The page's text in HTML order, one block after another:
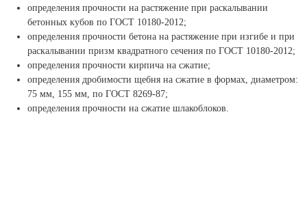
определения прочности на растяжение при раскалывании
бетонных кубов по ГОСТ 10180-2012;
определения прочности бетона на растяжение при изгибе и при
раскалывании призм квадратного сечения по ГОСТ 10180-2012;
определения прочности кирпича на сжатие;
определения дробимости щебня на сжатие в формах, диаметром:
75 мм, 155 мм, по ГОСТ 8269-87;
определения прочности на сжатие шлакоблоков.